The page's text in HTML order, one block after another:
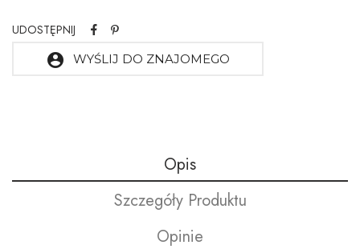
UDOSTĘPNIJ
account_circle WYŚLIJ DO ZNAJOMEGO
Opis
Szczegóły Produktu
Opinie